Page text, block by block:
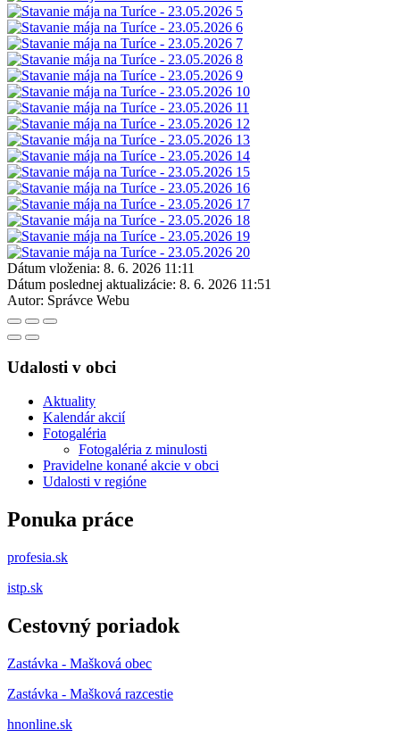
Dátum vloženia: 8. 6. 2026 11:11
Dátum poslednej aktualizácie: 8. 6. 2026 11:51
Autor: Správce Webu
Udalosti v obci
Aktuality
Kalendár akcií
Fotogaléria
Fotogaléria z minulosti
Pravidelne konané akcie v obci
Udalosti v regióne
Ponuka práce
profesia.sk
istp.sk
Cestovný poriadok
Zastávka - Mašková obec
Zastávka - Mašková razcestie
hnonline.sk